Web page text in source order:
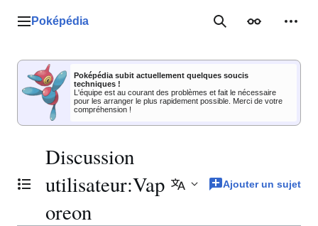
Menu principal
Poképédia RechercherApparence
Poképédia subit actuellement quelques soucis
techniques !
L'équipe est au courant des problèmes et fait le nécessaire
pour les arranger le plus rapidement possible. Merci de votre
compréhension !
Basculer la table des matières
Discussion
utilisateur:Vap
oreon
Ajouter des langues
Ajouter un sujet